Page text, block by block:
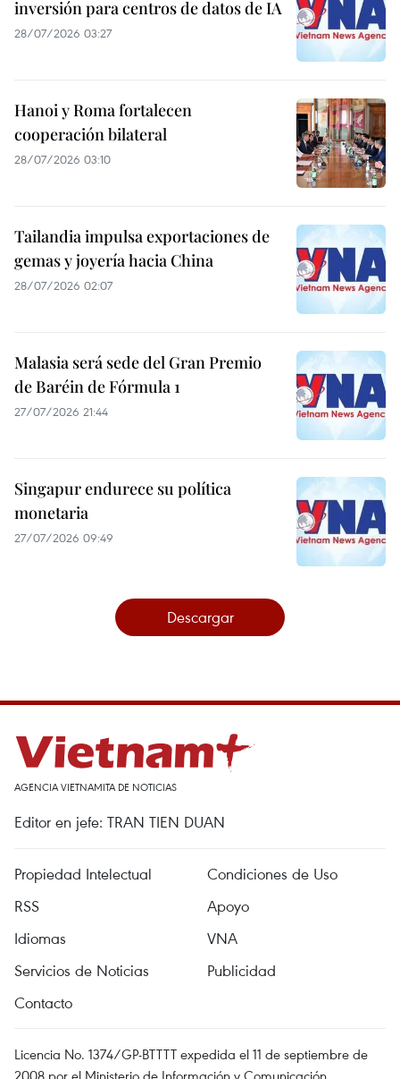
inversión para centros de datos de IA
28/07/2026 03:27
Hanoi y Roma fortalecen
cooperación bilateral
28/07/2026 03:10
Tailandia impulsa exportaciones de
gemas y joyería hacia China
28/07/2026 02:07
Malasia será sede del Gran Premio
de Baréin de Fórmula 1
27/07/2026 21:44
Singapur endurece su política
monetaria
27/07/2026 09:49
Descargar
AGENCIA VIETNAMITA DE NOTICIAS
Editor en jefe: TRAN TIEN DUAN
Propiedad Intelectual
Condiciones de Uso
RSS
Apoyo
Idiomas
VNA
Servicios de Noticias
Publicidad
Contacto
Licencia No. 1374/GP-BTTTT expedida el 11 de septiembre de
2008 por el Ministerio de Información y Comunicación.